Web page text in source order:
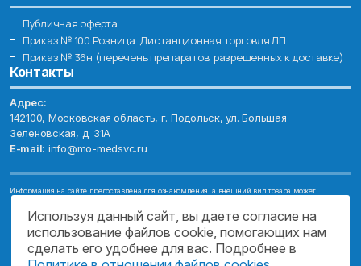
Публичная оферта
Приказ № 100 Розница. Дистанционная торговля ЛП
Приказ № 36н (перечень препаратов, разрешенных к доставке)
Контакты
Адрес:
142100, Московская область, г. Подольск, ул. Большая
Зеленовская, д. 31А
E-mail: info@mo-medsvc.ru
Информация на сайте предоставлена для ознакомления, а внешний вид товара может
Имеются противопоказания, проконсультируйтесь со специалистом!
© 2026. ГОСУДАРСТВЕННОЕ БЮДЖЕТНОЕ УЧРЕЖДЕНИЕ МОСКОВСКОЙ
ОБЛАСТИ "МОСОБЛМЕДСЕРВИС"
Используя данный сайт, вы даете согласие на
использование файлов cookie, помогающих нам
сделать его удобнее для вас. Подробнее в